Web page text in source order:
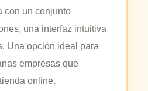
con un conjunto
una interfaz intuitiva
Una opción ideal para
empresas que
online.